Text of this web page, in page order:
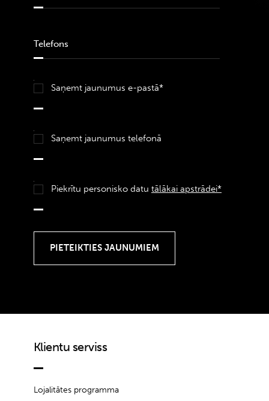
Saņemt jaunumus e-pastā*
Saņemt jaunumus telefonā
Piekrītu personisko datu tālākai apstrādei*
Klientu serviss
Lojalitātes programma